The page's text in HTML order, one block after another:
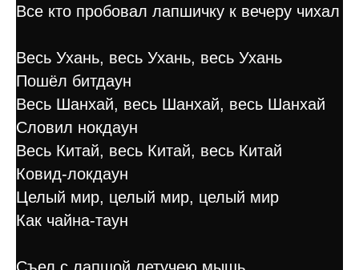
Все кто пробовал лапшичку к вечеру чихал
Весь Ухань, весь Ухань, весь Ухань
Пошёл битдаун
Весь Шанхай, весь Шанхай, весь Шанхай
Словил нокдаун
Весь Китай, весь Китай, весь Китай
Ковид-локдаун
Целый мир, целый мир, целый мир
Как чайна-таун